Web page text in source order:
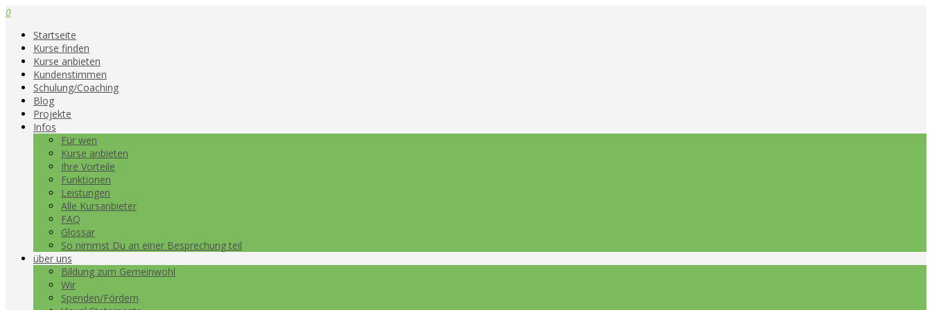
0
Startseite
Kurse finden
Kurse anbieten
Kundenstimmen
Schulung/Coaching
Blog
Projekte
Infos
Für wen
Kurse anbieten
Ihre Vorteile
Funktionen
Leistungen
Alle Kursanbieter
FAQ
Glossar
So nimmst Du an einer Besprechung teil
über uns
Bildung zum Gemeinwohl
Wir
Spenden/Fördern